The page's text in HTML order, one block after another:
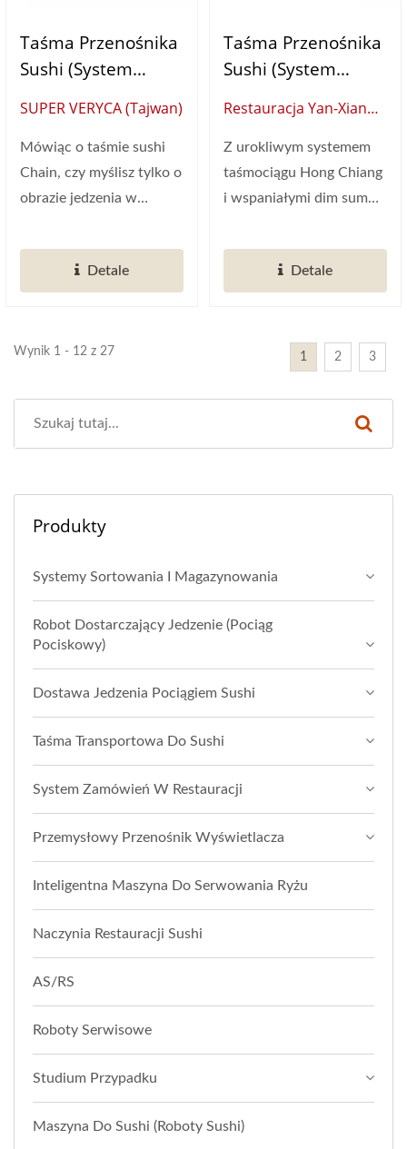
Taśma Przenośnika
Sushi (System
SUPER VERYCA (Tajwan)
Mówiąc o taśmie sushi
Chain, czy myślisz tylko o
obrazie jedzenia w
Detale
Taśma Przenośnika
Sushi (System
Restauracja Yan-Xiang
Z urokliwym systemem
taśmociągu Hong Chiang
i wspaniałymi dim sum
kuchni,...
Detale
Wynik 1 - 12 z 27 1 2 3
Produkty
Systemy Sortowania I Magazynowania
Robot Dostarczający Jedzenie (Pociąg
Pociskowy)
Dostawa Jedzenia Pociągiem Sushi
Taśma Transportowa Do Sushi
System Zamówień W Restauracji
Przemysłowy Przenośnik Wyświetlacza
Inteligentna Maszyna Do Serwowania Ryżu
Naczynia Restauracji Sushi
AS/RS
Roboty Serwisowe
Studium Przypadku
Maszyna Do Sushi (roboty Sushi)